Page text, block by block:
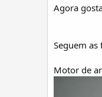
Agora
Seguem
Motor de